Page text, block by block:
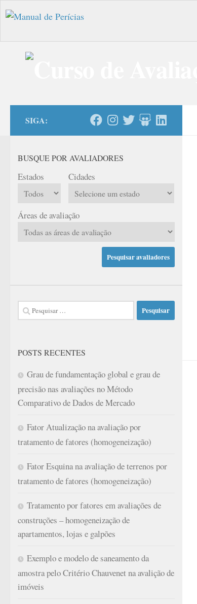
Skip to content
SIGA:
BUSQUE POR AVALIADORES
Estados Cidades
Áreas de avaliação
Pesquisar
por:
POSTS RECENTES
Grau de fundamentação global e grau de
precisão nas avaliações no Método
Comparativo de Dados de Mercado
Fator Atualização na avaliação por
tratamento de fatores (homogeneização)
Fator Esquina na avaliação de terrenos por
tratamento de fatores (homogeneização)
Tratamento por fatores em avaliações de
construções – homogeneização de
apartamentos, lojas e galpões
Exemplo e modelo de saneamento da
amostra pelo Critério Chauvenet na avalição de
imóveis